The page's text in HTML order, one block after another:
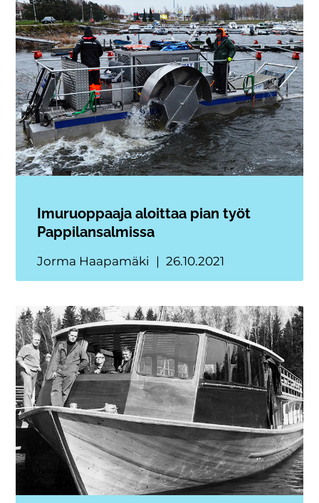
Imuruoppaaja aloittaa pian työt
Pappilansalmissa
Jorma Haapamäki 26.10.2021